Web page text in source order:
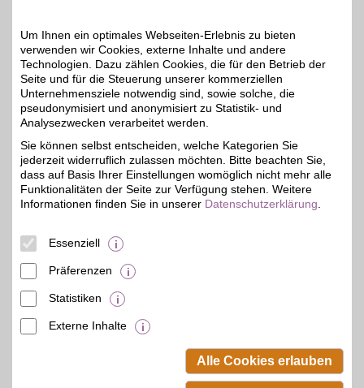
Vorteil sparen.
Zum Partnerprofil
engelhorn
Sport & Fashion vereint:
engelhorn bietet zwei
Shops mit Kleidung von
über 700 Marken für alle
Modestyles und viele
Sportarten. Mit BSW-
Beamten-Selbsthilfewerk GmbH.
Um Ihnen ein optimales Webseiten-Erlebnis zu bieten
verwenden wir Cookies, externe Inhalte und andere
Technologien. Dazu zählen Cookies, die für den Betrieb der
Seite und für die Steuerung unserer kommerziellen
Unternehmensziele notwendig sind, sowie solche, die
pseudonymisiert und anonymisiert zu Statistik- und
Analysezwecken verarbeitet werden.
Sie können selbst entscheiden, welche Kategorien Sie
jederzeit widerruflich zulassen möchten. Bitte beachten Sie,
dass auf Basis Ihrer Einstellungen womöglich nicht mehr alle
Funktionalitäten der Seite zur Verfügung stehen. Weitere
Informationen finden Sie in unserer Datenschutzerklärung
Essenziell
Präferenzen
Statistiken
Externe Inhalte
Alle Cookies erlauben